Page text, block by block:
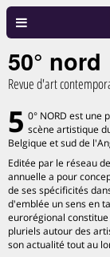
50° nord
Revue d'art
5 0° NORD est
scène artistique
Belgique et sud de
Editée par le réseau
annuelle a pour
de ses spécificités
d'emblée un sens en
eurorégional
pluriels autour des
son actualité tout au